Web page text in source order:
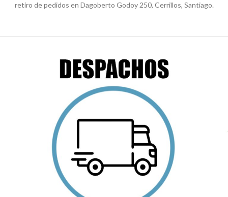
retiro de pedidos en Dagoberto Godoy 250, Cerrillos, Santiago.